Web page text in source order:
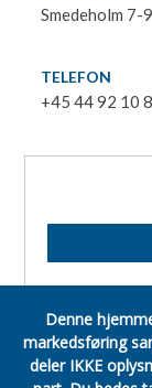
Smedeholm
TELEFON
+45 44 92 10
Denne
markedsføring
deler IKKE